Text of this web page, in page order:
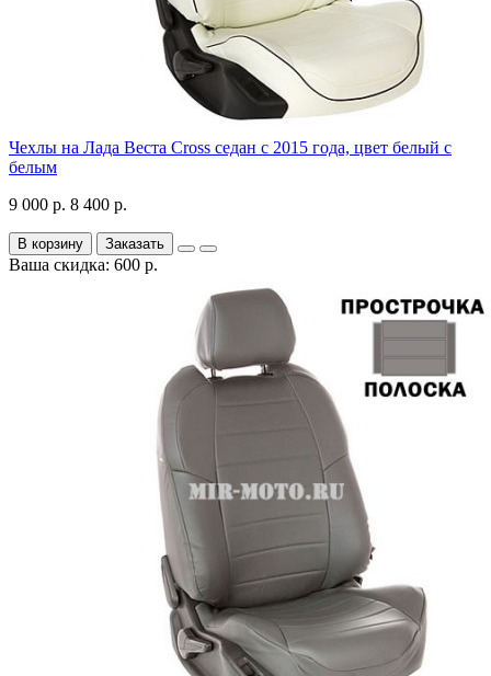
Чехлы на Лада Веста Cross седан с 2015 года, цвет белый с
белым
9 000 р. 8 400 р.
В корзину Заказать
Ваша скидка: 600 р.